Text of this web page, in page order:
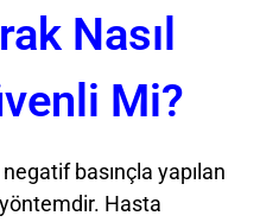
Nasıl
Mi?
basınçla yapılan
Hasta